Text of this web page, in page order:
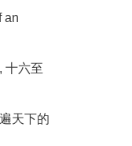
an
十六至
天下的